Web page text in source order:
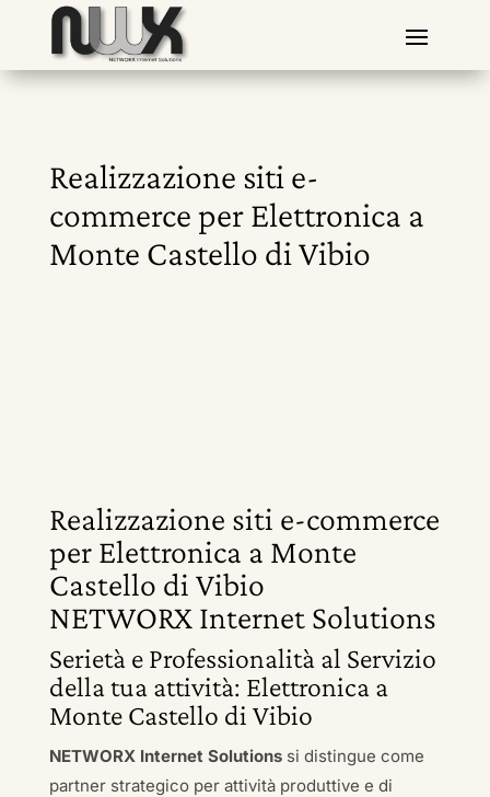
Realizzazione siti e-
commerce per Elettronica a
Monte Castello di Vibio
Realizzazione siti e-commerce
per Elettronica a Monte
Castello di Vibio
NETWORX Internet Solutions
Serietà e Professionalità al Servizio
della tua attività: Elettronica a
Monte Castello di Vibio
NETWORX Internet Solutionssi distingue come
partner strategico per attività produttive e di